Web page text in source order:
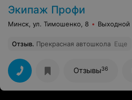
Экипаж Профи
Минск, ул. Тимошенко, 8 Выходной
Отзыв. Прекрасная автошкола Еще
Отзывы36